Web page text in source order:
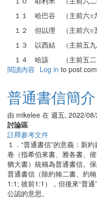
１１ 哈巴谷 （主前六○九
１２ 但以理 （主前六○五
１３ 以西結 （主前五九
１４ 哈該 （主前五二○
閱讀內容 有
知
總
Log in to post
普通書信簡介
由 mikelee 在 週五, 2022/
討論區
註釋參考文件
１．“普通書信”的意義：新
卷（指希伯來書、雅各書、
猶大書）統稱為普通書信。
普通書信（除約翰二書、約
1:1; 彼前1:1），但後來“普
公認的意思。